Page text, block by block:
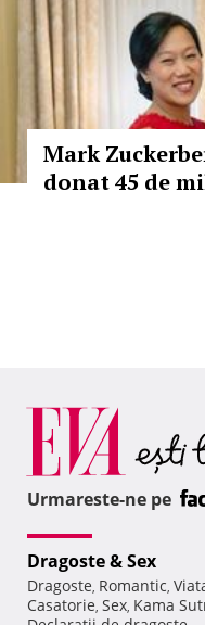
Mark
donat 45 de
Urmareste-ne pe
Dragoste & Sex
Dragoste, Romantic,
Casatorie, Sex, Kama